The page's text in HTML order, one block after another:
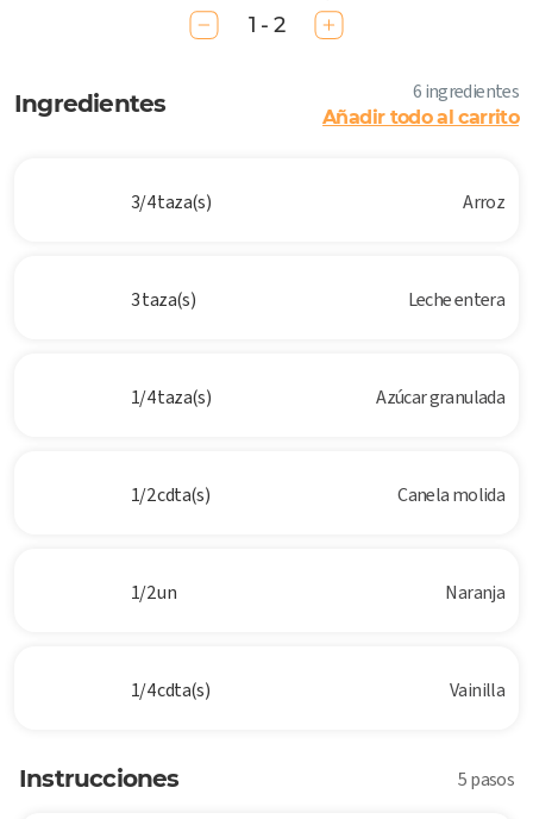
1 - 2
Ingredientes 6 ingredientes
Añadir todo al carrito
3/4 taza(s) Arroz
3 taza(s) Leche entera
1/4 taza(s) Azúcar granulada
1/2 cdta(s) Canela molida
1/2 un Naranja
1/4 cdta(s) Vainilla
Instrucciones 5 pasos